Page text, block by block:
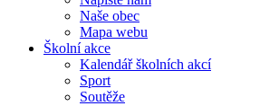
Naše obec
Mapa webu
Školní akce
Kalendář školních akcí
Sport
Soutěže